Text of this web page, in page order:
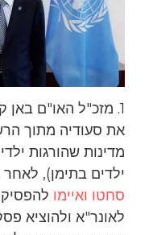
1. מזכ"ל האו"ם באן
את סעודיה מתוך
ילדים בתימן),
סחטו ואיימו
לאונר"א ולהוציא